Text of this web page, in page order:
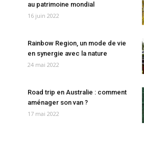
au patrimoine mondial
16 juin 2022
Rainbow Region, un mode de vie
en synergie avec la nature
24 mai 2022
Road trip en Australie : comment
aménager son van ?
17 mai 2022